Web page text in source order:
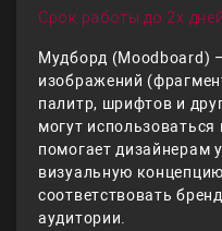
Срок работы до 2х дней
Мудборд (Moodboard)
изображений
палитр, шрифтов и
могут
помогает дизайнерам
визуальную
соответствовать
аудитории.